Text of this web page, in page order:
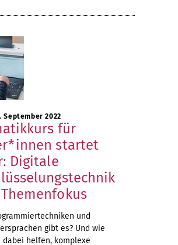
September 2022
für
startet
Digitale
und
gibt es? Und wie
dabei helfen, komplexe